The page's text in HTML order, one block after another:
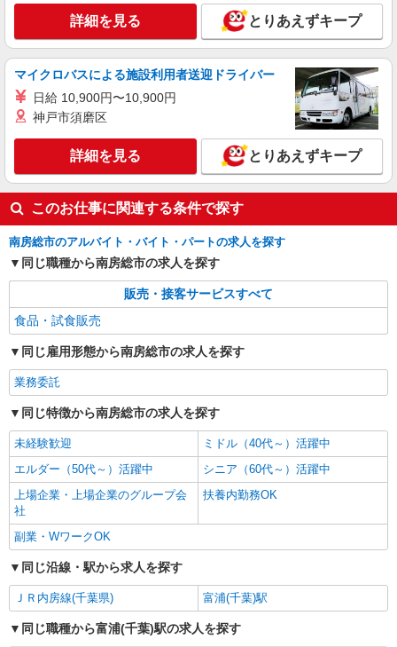
詳細を見る とりあえずキープ
マイクロバスによる施設利用者送迎ドライバー
日給 10,900円〜10,900円
神戸市須磨区
詳細を見る とりあえずキープ
このお仕事に関連する条件で探す
南房総市のアルバイト・バイト・パートの求人を探す
同じ職種から南房総市の求人を探す
販売・接客サービスすべて
食品・試食販売
同じ雇用形態から南房総市の求人を探す
業務委託
同じ特徴から南房総市の求人を探す
未経験歓迎
ミドル（40代～）活躍中
エルダー（50代～）活躍中
シニア（60代～）活躍中
上場企業・上場企業のグループ会
社
扶養内勤務OK
副業・WワークOK
同じ沿線・駅から求人を探す
ＪＲ内房線(千葉県) 富浦(千葉)駅
同じ職種から富浦(千葉)駅の求人を探す